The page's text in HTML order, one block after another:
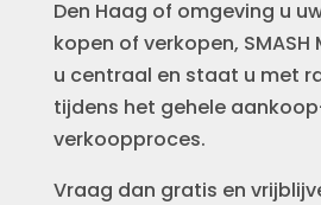
Den Haag of omgeving u
kopen of verkopen,
u centraal en staat u met
tijdens het gehele
verkoopproces.
Vraag dan gratis en